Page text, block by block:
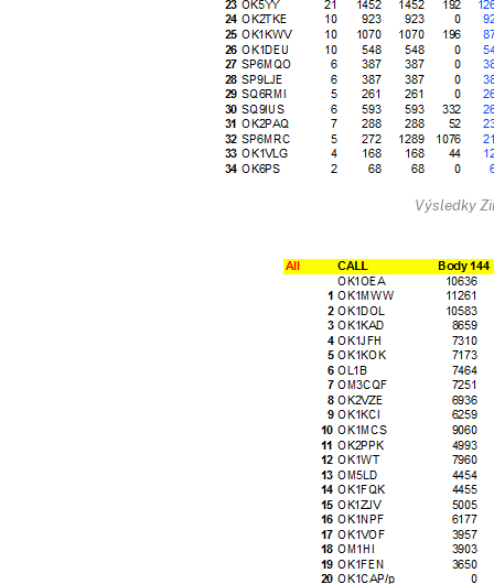
Výsledky